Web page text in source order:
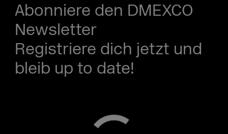
Abonniere den DMEXCO
Newsletter
Registriere dich jetzt und
bleib up to date!